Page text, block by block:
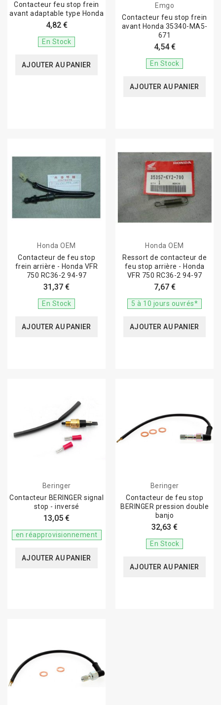
Contacteur feu stop frein
avant adaptable type Honda
4,82 €
En Stock
AJOUTER AU PANIER
Emgo
Contacteur feu stop frein
avant Honda 35340-MA5-
671
4,54 €
En Stock
AJOUTER AU PANIER
Honda OEM
Contacteur de feu stop
frein arrière - Honda VFR
750 RC36-2 94-97
31,37 €
En Stock
AJOUTER AU PANIER
Honda OEM
Ressort de contacteur de
feu stop arrière - Honda
VFR 750 RC36-2 94-97
7,67 €
5 à 10 jours ouvrés*
AJOUTER AU PANIER
Beringer
Contacteur BERINGER signal
stop - inversé
13,05 €
en réapprovisionnement
AJOUTER AU PANIER
Beringer
Contacteur de feu stop
BERINGER pression double
banjo
32,63 €
En Stock
AJOUTER AU PANIER